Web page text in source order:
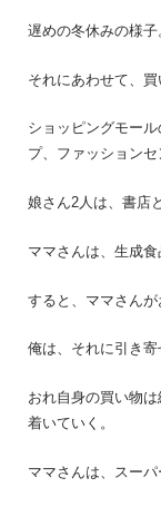
遅めの冬休みの様子
それにあわせて、買
ショッピングモー
プ、ファッションセ
娘さん2人は、書店
ママさんは、生成食
すると、ママさんが
俺は、それに引き寄
おれ自身の買い物
着いていく。
ママさんは、スーパ